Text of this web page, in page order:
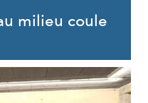
milieu coule